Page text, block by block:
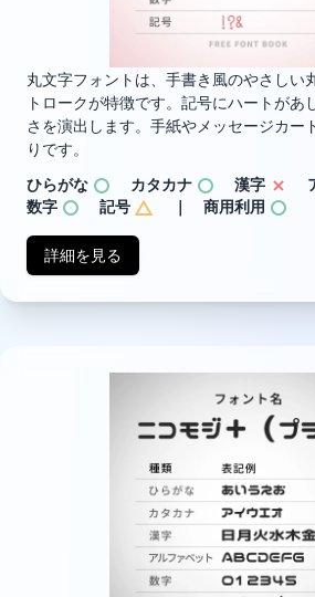
丸文字フォントは、手書き風のやさしい
トロークが特徴です。記号にハートがあ
さを演出します。手紙やメッセージカー
りです。
ひらがな
カタカナ 漢字
数字
記号 ｜ 商用利用
詳細を見る